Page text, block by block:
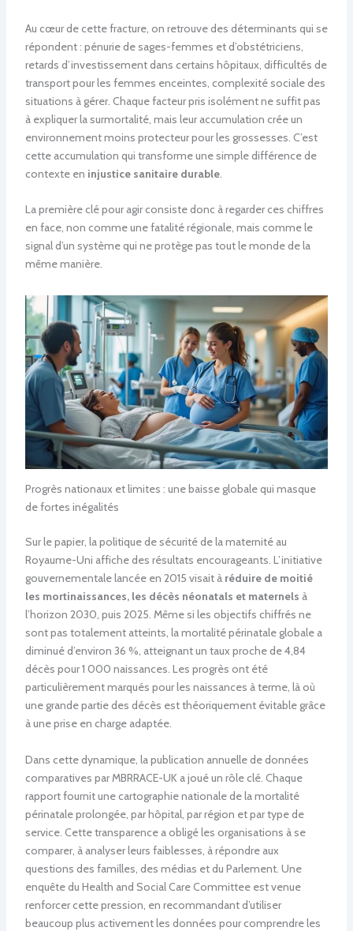
Au cœur de cette fracture, on retrouve des déterminants qui se
répondent : pénurie de sages-femmes et d’obstétriciens,
retards d’investissement dans certains hôpitaux, difficultés de
transport pour les femmes enceintes, complexité sociale des
situations à gérer. Chaque facteur pris isolément ne suffit pas
à expliquer la surmortalité, mais leur accumulation crée un
environnement moins protecteur pour les grossesses. C’est
cette accumulation qui transforme une simple différence de
contexte en injustice sanitaire durable.
La première clé pour agir consiste donc à regarder ces chiffres
en face, non comme une fatalité régionale, mais comme le
signal d’un système qui ne protège pas tout le monde de la
même manière.
Progrès nationaux et limites : une baisse globale qui masque
de fortes inégalités
Sur le papier, la politique de sécurité de la maternité au
Royaume-Uni affiche des résultats encourageants. L’initiative
gouvernementale lancée en 2015 visait à réduire de moitié
les mortinaissances, les décès néonatals et maternels à
l’horizon 2030, puis 2025. Même si les objectifs chiffrés ne
sont pas totalement atteints, la mortalité périnatale globale a
diminué d’environ 36 %, atteignant un taux proche de 4,84
décès pour 1 000 naissances. Les progrès ont été
particulièrement marqués pour les naissances à terme, là où
une grande partie des décès est théoriquement évitable grâce
à une prise en charge adaptée.
Dans cette dynamique, la publication annuelle de données
comparatives par MBRRACE-UK a joué un rôle clé. Chaque
rapport fournit une cartographie nationale de la mortalité
périnatale prolongée, par hôpital, par région et par type de
service. Cette transparence a obligé les organisations à se
comparer, à analyser leurs faiblesses, à répondre aux
questions des familles, des médias et du Parlement. Une
enquête du Health and Social Care Committee est venue
renforcer cette pression, en recommandant d’utiliser
beaucoup plus activement les données pour comprendre les